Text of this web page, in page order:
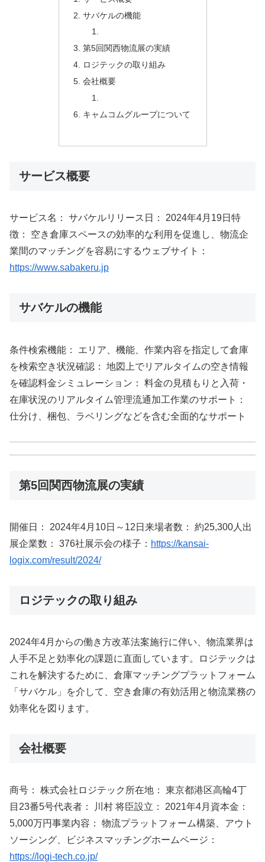
サバケルの機能
第5回関西物流展の実績
ロジテックの取り組み
会社概要
キャムコムグループについて
サービス概要
サービス名： サバケルリリース日： 2024年4月19日特
徴： 空き倉庫スペースの効率的な利用を促進し、物流企
業間のマッチングを容易にするウェブサイト：
https://www.sabakeru.jp
サバケルの機能
条件検索機能： エリア、機能、作業内容を指定して倉庫
を検索空き状況確認： 地図上でリアルタイムの空き情報
を確認料金シミュレーション： 料金の見積もりと入荷・
在庫状況のリアルタイム管理流通加工作業のサポート：
仕分け、梱包、ラベリングなどを含む全面的なサポート
第5回関西物流展の実績
開催日： 2024年4月10日～12日来場者数： 約25,300人出
展企業数： 376社展示会の様子： https://kansai-
logix.com/result/2024/
ロジテックの取り組み
2024年4月からの働き方改革法案施行に伴い、物流業界は
人手不足と効率化の課題に直面しています。ロジテックは
これを解決するために、倉庫マッチングプラットフォーム
「サバケル」を介して、空き倉庫の有効活用と物流業務の
効率化を図ります。
会社概要
商号： 株式会社ロジテック所在地： 東京都港区高輪4丁
目23番5号代表者： 川村 将臣設立： 2021年4月資本金：
5,000万円事業内容： 物流プラットフォーム構築、アウト
ソーシング、ビジネスマッチングホームページ：
https://logi-tech.co.jp/